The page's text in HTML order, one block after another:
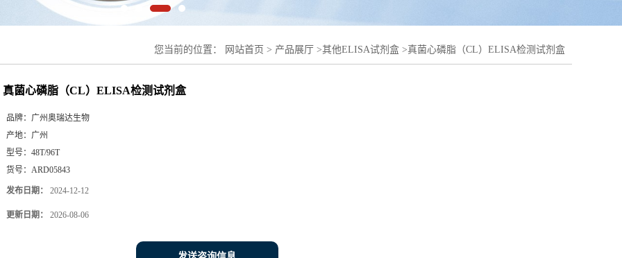
您当前的位置： 网站首页 > 产品展厅 >其他ELISA试剂盒 >真菌心磷脂（CL）ELISA检测试剂盒
真菌心磷脂（CL）ELISA检测试剂盒
品牌： 广州奥瑞达生物
产地： 广州
型号： 48T/96T
货号： ARD05843
发布日期： 2024-12-12
更新日期： 2026-08-06